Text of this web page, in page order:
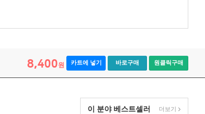
8,400원 카트에 넣기 바로구매 원클릭구매
이 분야 베스트셀러 더보기